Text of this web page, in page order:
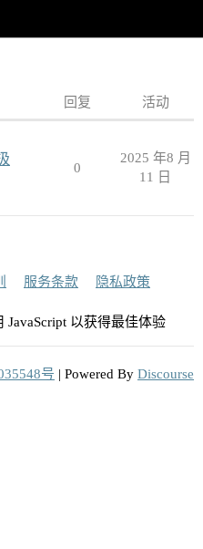
回复 活动
0
2025 年8 月
11 日
服务条款 隐私政策
JavaScript 以获得最佳体验
号 | Powered By Discourse